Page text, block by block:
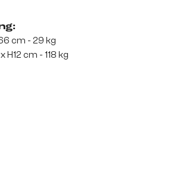
cm - 29 kg
H12 cm - 118 kg